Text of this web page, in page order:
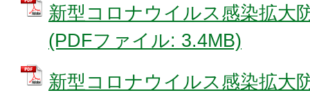
新型コロナウイルス感染拡大
(PDFファイル: 3.4MB)
新型コロナウイルス感染拡大